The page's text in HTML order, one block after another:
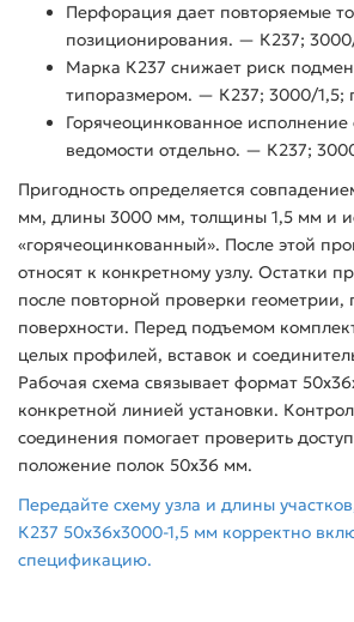
Перфорация дает повторяемые
позиционирования. — К237;
Марка К237 снижает риск
типоразмером. — К237; 3000/1,5;
Горячеоцинкованное
ведомости отдельно. — К237;
Пригодность определяется
мм, длины 3000 мм, толщины 1,5 мм и
«горячеоцинкованный». После этой
относят к конкретному узлу. Остатки
после повторной проверки
поверхности. Перед подъемом
целых профилей, вставок и
Рабочая схема связывает формат
конкретной линией установки.
соединения помогает проверить
положение полок 50x36 мм.
Передайте схему узла и длины
К237 50x36x3000-1,5 мм корректно
спецификацию.